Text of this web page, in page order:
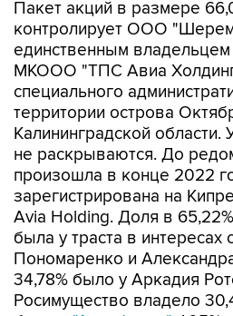
единственным владельцем
МКООО "ТПС Авиа
специального
территории острова
Калининградской
не раскрываются. До
произошла в конце 2022
зарегистрирована на
Avia Holding. Доля в
была у траста в интересах
Пономаренко и
34,78% было у Аркадия
Росимущество владело
было у "Аэрофлота", 1,05%
аэропорта.